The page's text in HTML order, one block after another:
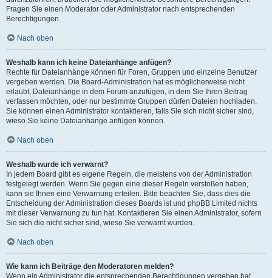
Fragen Sie einen Moderator oder Administrator nach entsprechenden
Berechtigungen.
Nach oben
Weshalb kann ich keine Dateianhänge anfügen?
Rechte für Dateianhänge können für Foren, Gruppen und einzelne Benutzer
vergeben werden. Die Board-Administration hat es möglicherweise nicht
erlaubt, Dateianhänge in dem Forum anzufügen, in dem Sie Ihren Beitrag
verfassen möchten, oder nur bestimmte Gruppen dürfen Dateien hochladen.
Sie können einen Administrator kontaktieren, falls Sie sich nicht sicher sind,
wieso Sie keine Dateianhänge anfügen können.
Nach oben
Weshalb wurde ich verwarnt?
In jedem Board gibt es eigene Regeln, die meistens von der Administration
festgelegt werden. Wenn Sie gegen eine dieser Regeln verstoßen haben,
kann sie Ihnen eine Verwarnung erteilen. Bitte beachten Sie, dass dies die
Entscheidung der Administration dieses Boards ist und phpBB Limited nichts
mit dieser Verwarnung zu tun hat. Kontaktieren Sie einen Administrator, sofern
Sie sich die nicht sicher sind, wieso Sie verwarnt wurden.
Nach oben
Wie kann ich Beiträge den Moderatoren melden?
Wenn ein Administrator die entsprechenden Berechtigungen vergeben hat,